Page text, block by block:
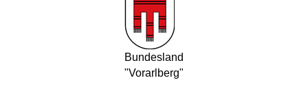
Bundesland
"Vorarlberg"